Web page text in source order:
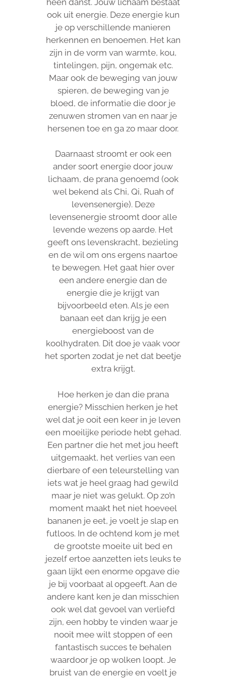
ook uit energie. Deze energie kun
je op verschillende manieren
herkennen en benoemen. Het kan
zijn in de vorm van warmte, kou,
tintelingen, pijn, ongemak etc.
Maar ook de beweging van jouw
spieren, de beweging van je
bloed, de informatie die door je
zenuwen stromen van en naar je
hersenen toe en ga zo maar door.
Daarnaast stroomt er ook een
ander soort energie door jouw
lichaam, de prana genoemd (ook
wel bekend als Chi, Qi, Ruah of
levensenergie). Deze
levensenergie stroomt door alle
levende wezens op aarde. Het
geeft ons levenskracht, bezieling
en de wil om ons ergens naartoe
te bewegen. Het gaat hier over
een andere energie dan de
energie die je krijgt van
bijvoorbeeld eten. Als je een
banaan eet dan krijg je een
energieboost van de
koolhydraten. Dit doe je vaak voor
het sporten zodat je net dat beetje
extra krijgt.
Hoe herken je dan die prana
energie? Misschien herken je het
wel dat je ooit een keer in je leven
een moeilijke periode hebt gehad.
Een partner die het met jou heeft
uitgemaakt, het verlies van een
dierbare of een teleurstelling van
iets wat je heel graag had gewild
maar je niet was gelukt. Op zo’n
moment maakt het niet hoeveel
bananen je eet, je voelt je slap en
futloos. In de ochtend kom je met
de grootste moeite uit bed en
jezelf ertoe aanzetten iets leuks te
gaan lijkt een enorme opgave die
je bij voorbaat al opgeeft. Aan de
andere kant ken je dan misschien
ook wel dat gevoel van verliefd
zijn, een hobby te vinden waar je
nooit mee wilt stoppen of een
fantastisch succes te behalen
waardoor je op wolken loopt. Je
bruist van de energie en voelt je